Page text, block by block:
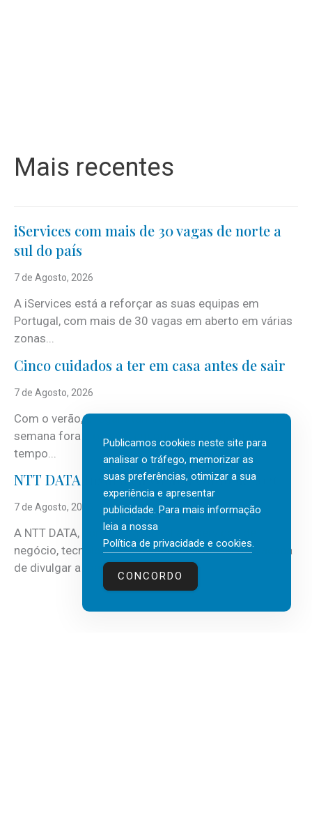
Mais recentes
iServices com mais de 30 vagas de norte a
sul do país
7 de Agosto, 2026
A iServices está a reforçar as suas equipas em
Portugal, com mais de 30 vagas em aberto em várias
zonas...
Cinco cuidados a ter em casa antes de sair
7 de Agosto, 2026
Com o verão, chegam também as férias, os fins-de-
semana fora e os dias em que a casa fica mais
tempo...
NTT DATA Insurtech Global Outlook 2026
7 de Agosto, 2026
A NTT DATA, consultora global em serviços de
negócio, tecnologia e inteligência artificial (IA), acaba
de divulgar a mais recente...
Publicamos cookies neste site para
analisar o tráfego, memorizar as
suas preferências, otimizar a sua
experiência e apresentar
publicidade. Para mais informação
leia a nossa
Política de privacidade e cookies.
CONCORDO